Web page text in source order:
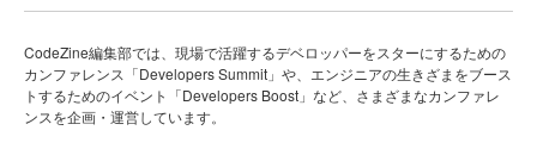
CodeZine編集部では、現場で活躍するデベロッパーをスターにするための
カンファレンス「Developers Summit」や、エンジニアの生きざまをブース
トするためのイベント「Developers Boost」など、さまざまなカンファレ
ンスを企画・運営しています。